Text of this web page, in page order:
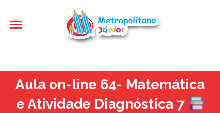
Aula on-line 64- Matemática
e Atividade Diagnóstica 7